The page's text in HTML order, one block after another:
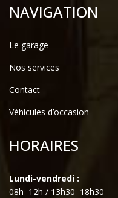
NAVIGATION
Le garage
Nos services
Contact
Véhicules d’occasion
HORAIRES
Lundi-vendredi :
08h–12h / 13h30–18h30